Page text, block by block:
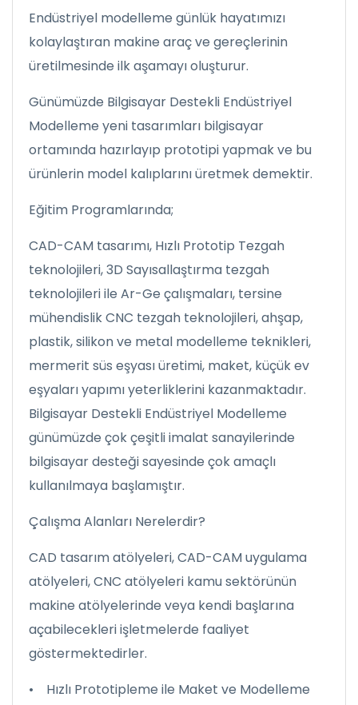
Endüstriyel modelleme günlük hayatımızı
kolaylaştıran makine araç ve gereçlerinin
üretilmesinde ilk aşamayı oluşturur.
Günümüzde Bilgisayar Destekli Endüstriyel
Modelleme yeni tasarımları bilgisayar
ortamında hazırlayıp prototipi yapmak ve bu
ürünlerin model kalıplarını üretmek demektir.
Eğitim Programlarında;
CAD-CAM tasarımı, Hızlı Prototip Tezgah
teknolojileri, 3D Sayısallaştırma tezgah
teknolojileri ile Ar-Ge çalışmaları, tersine
mühendislik CNC tezgah teknolojileri, ahşap,
plastik, silikon ve metal modelleme teknikleri,
mermerit süs eşyası üretimi, maket, küçük ev
eşyaları yapımı yeterliklerini kazanmaktadır.
Bilgisayar Destekli Endüstriyel Modelleme
günümüzde çok çeşitli imalat sanayilerinde
bilgisayar desteği sayesinde çok amaçlı
kullanılmaya başlamıştır.
Çalışma Alanları Nerelerdir?
CAD tasarım atölyeleri, CAD-CAM uygulama
atölyeleri, CNC atölyeleri kamu sektörünün
makine atölyelerinde veya kendi başlarına
açabilecekleri işletmelerde faaliyet
göstermektedirler.
• Hızlı Prototipleme ile Maket ve Modelleme